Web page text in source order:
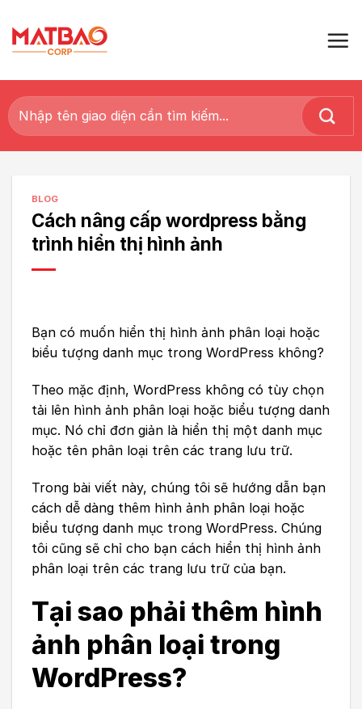
to
content
Tìm
kiếm:
BLOG
Cách nâng cấp wordpress bằng
trình hiển thị hình ảnh
Bạn có muốn hiển thị hình ảnh phân loại hoặc
biểu tượng danh mục trong WordPress không?
Theo mặc định, WordPress không có tùy chọn
tải lên hình ảnh phân loại hoặc biểu tượng danh
mục. Nó chỉ đơn giản là hiển thị một danh mục
hoặc tên phân loại trên các trang lưu trữ.
Trong bài viết này, chúng tôi sẽ hướng dẫn bạn
cách dễ dàng thêm hình ảnh phân loại hoặc
biểu tượng danh mục trong WordPress. Chúng
tôi cũng sẽ chỉ cho bạn cách hiển thị hình ảnh
phân loại trên các trang lưu trữ của bạn.
Tại sao phải thêm hình
ảnh phân loại trong
WordPress?